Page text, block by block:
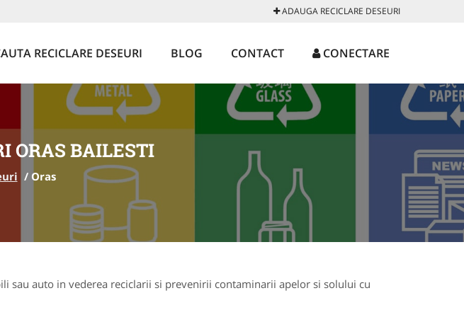
ADAUGA RECICLARE DESEURI
RECICLARE DESEURI BLOG CONTACT CONECTARE
ORAS BAILESTI
/ Oras
sau auto in vederea reciclarii si prevenirii contaminarii apelor si solului cu